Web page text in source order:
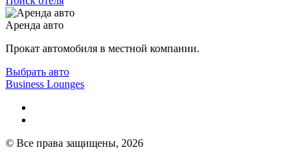
Аренда авто
Прокат автомобиля в местной компании.
Выбрать авто
Business Lounges
© Все права защищены, 2026